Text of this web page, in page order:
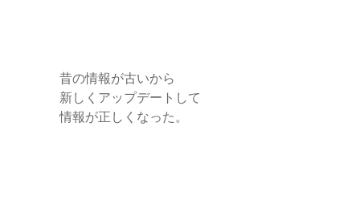
昔の情報が古いから
新しくアップデートして
情報が正しくなった。